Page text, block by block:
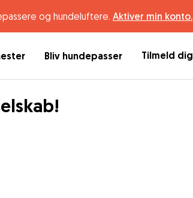
og hundeluftere. Aktiver min konto.
Bliv hundepasser Tilmeld dig